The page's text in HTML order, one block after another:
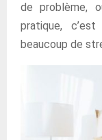
de problème,
pratique,
beaucoup de